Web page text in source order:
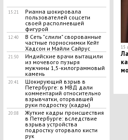
15:21
Рианна шокировала
пользователей соцсети
своей располневшей
фигурой
12:40
В Сеть "слили" сворованные
частные порноснимки Кейт
Хадсон и Майли Сайрус
21:50
Индийские врачи вытащили
из мочевого пузыря
мужчины 1,5-килограммовый
камень
20:41
​Шокирующий взрыв в
Петербурге: в МВД дали
комментарий относительно
взрывчатки, оторвавшей
руки подростку (кадры)
20:08
​Жуткие кадры происшествия
в Петербурге: вследствие
взрыва устройства
подростку оторвало кисти
рук
15